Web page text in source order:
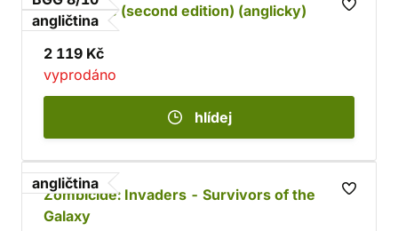
angličtina
Zombicide (second edition) (anglicky)
2 119 Kč
vyprodáno
hlídej
angličtina
Zombicide: Invaders - Survivors of the
Galaxy